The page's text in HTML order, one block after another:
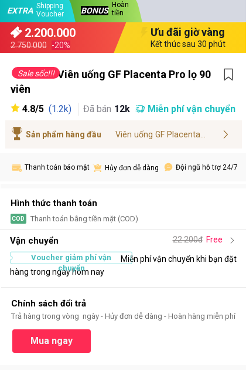
-20%
2.750.000
2.200.000 Ưu đãi giờ vàng
Kết thúc sau 30 phút
BONUS
Hoàn
tiền
EXTRA Shipping
Voucher
Viên uống GF Placenta Pro lọ 90
viên
Đã bán 12k Miễn phí vận chuyển
4.8/5 (1.2k)
Đội ngũ hỗ trợ 24/7
Hủy đơn dễ dàng
Thanh toán bảo mật
Hình thức thanh toán
COD Thanh toán bằng tiền mặt (COD)
Sale sốc!!!
Sản phẩm hàng đầu Viên uống GF Placenta...
Miễn phí vận chuyển khi bạn đặt
hàng trong ngày hôm nay
Vận chuyển 22.200đ Free
Voucher giảm phí vận
chuyển
Chính sách đổi trả
Trả hàng trong vòng ngày - Hủy đơn dễ dàng - Hoàn hàng miễn phí
Mua ngay